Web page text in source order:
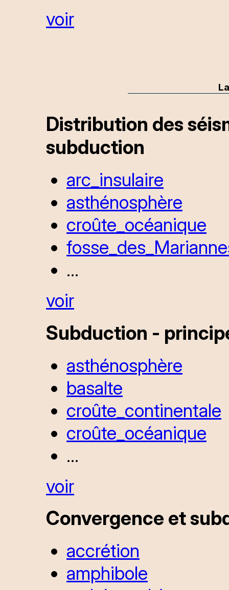
voir
Distribution des
subduction
arc_insulaire
asthénosphère
croûte_océanique
...
voir
Subduction -
asthénosphère
basalte
croûte_continentale
croûte_océanique
...
voir
Convergence et
accrétion
amphibole